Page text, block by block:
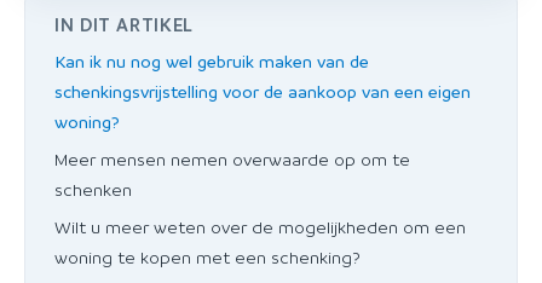
IN DIT ARTIKEL
Kan ik nu nog wel gebruik maken van de
schenkingsvrijstelling voor de aankoop van een eigen
woning?
Meer mensen nemen overwaarde op om te
schenken
Wilt u meer weten over de mogelijkheden om een
woning te kopen met een schenking?